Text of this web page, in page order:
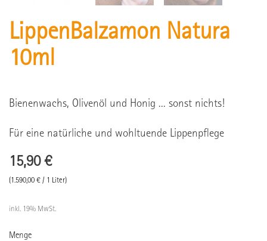
LippenBalzamon Natura
10ml
Bienenwachs, Olivenöl und Honig ... sonst nichts!
Für eine natürliche und wohltuende Lippenpflege
15,90 €
(1.590,00 € / 1 Liter)
inkl. 19% MwSt.
Menge